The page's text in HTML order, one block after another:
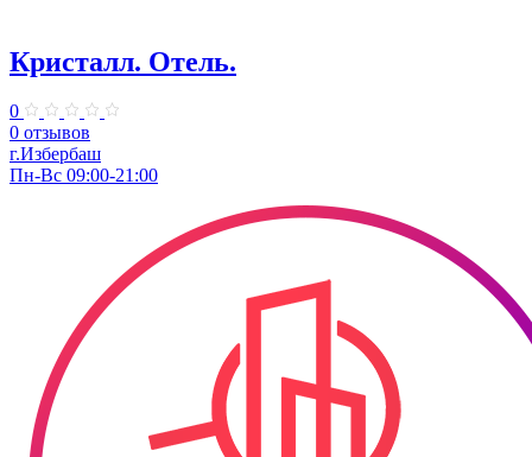
Кристалл. Отель.
0
0 отзывов
г.Избербаш
Пн-Вс 09:00-21:00